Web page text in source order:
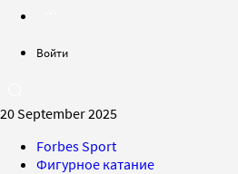
Войти
20 September 2025
Forbes Sport
Фигурное катание